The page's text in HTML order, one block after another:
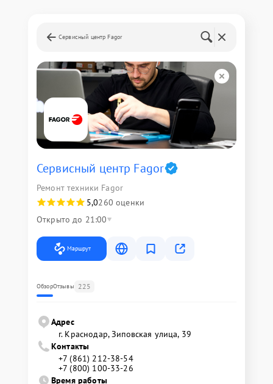
Сервисный центр Fagor
Сервисный центр Fagor
Ремонт техники Fagor
5,0260 оценки
Открыто до 21:00
Маршрут
ОбзорОтзывы 225
Адрес
г. Краснодар, Зиповская улица, 39
Контакты
+7 (861) 212-38-54
+7 (800) 100-33-26
Время работы